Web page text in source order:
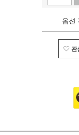
옵션
관